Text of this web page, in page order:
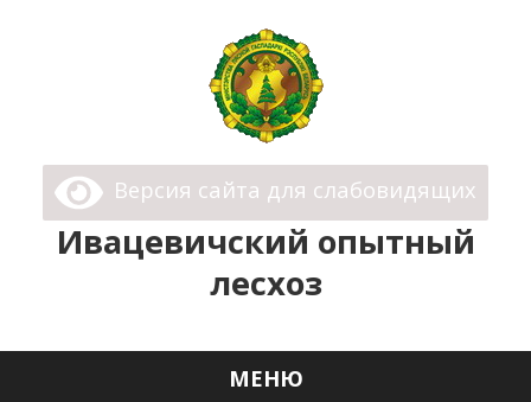
Ивацевичский опытный лесхоз
Государственное Опытное Лесохозяйственное
Учреждение "Ивацевичский опытный лесхоз"
Версия сайта для слабовидящих
Ивацевичский опытный
лесхоз
МЕНЮ